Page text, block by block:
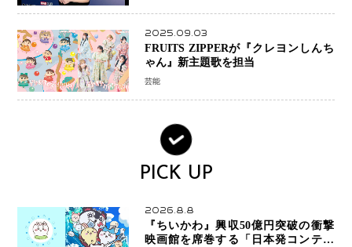
2025.09.03
FRUITS ZIPPERが『クレヨンしんち
ゃん』新主題歌を担当
芸能
PICK UP
2026.8.8
『ちいかわ』興収50億円突破の衝撃
映画館を席巻する「日本発コンテン